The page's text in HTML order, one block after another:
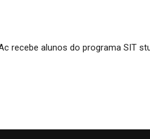
recebe alunos do programa SIT